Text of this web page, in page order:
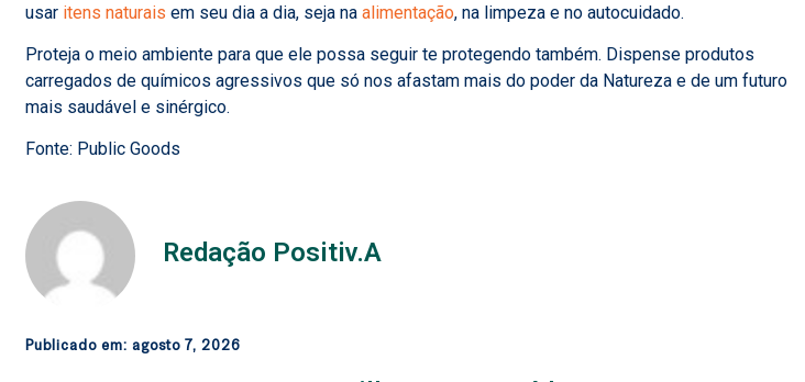
usar itens naturais em seu dia a dia, seja na alimentação, na limpeza e no autocuidado.
Proteja o meio ambiente para que ele possa seguir te protegendo também. Dispense produtos
carregados de químicos agressivos que só nos afastam mais do poder da Natureza e de um futuro
mais saudável e sinérgico.
Fonte: Public Goods
Redação Positiv.A
Publicado em: agosto 7, 2026